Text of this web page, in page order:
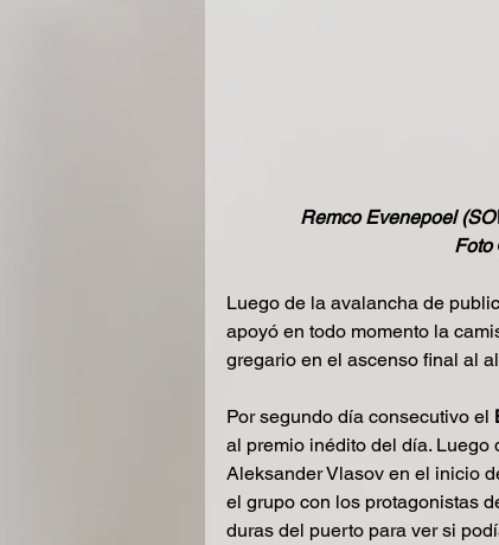
Remco Evenepoel
Foto
Luego de la avalancha de
apoyó en todo momento la
gregario en el ascenso final al
Por segundo día consecutivo el
al premio inédito del día. Luego
Aleksander Vlasov en el inicio
el grupo con los protagonistas
duras del puerto para ver si